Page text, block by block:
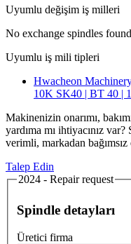
Uyumlu değişim iş milleri
No exchange spindles
Uyumlu iş mili tipleri
Hwacheon
10K SK40 | BT 40 |
Makinenizin onarımı,
yardıma mı ihtiyacınız
verimli, markadan
Talep Edin
2024 - Repair request
Spindle detayları
Üretici firma